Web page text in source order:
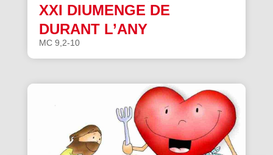
XXI DIUMENGE DE
DURANT L’ANY
MC 9,2-10